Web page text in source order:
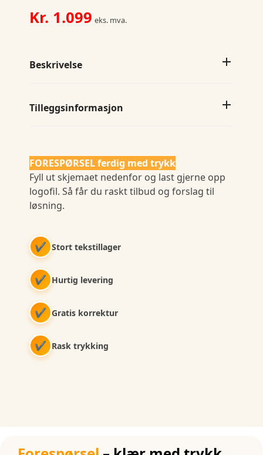
Fit
antall
Kr. 1.099 eks. mva.
Beskrivelse
Tilleggsinformasjon
FORESPØRSEL ferdig med trykk
Fyll ut skjemaet nedenfor og last gjerne opp
logofil. Så får du raskt tilbud og forslag til
løsning.
✔ Stort tekstillager
✔ Hurtig levering
✔ Gratis korrektur
✔ Rask trykking